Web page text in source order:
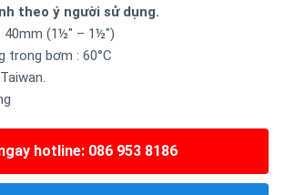
theo ý người sử dụng.
(1½″ – 1½″)
trong bơm : 60°C
hotline: 086 953 8186